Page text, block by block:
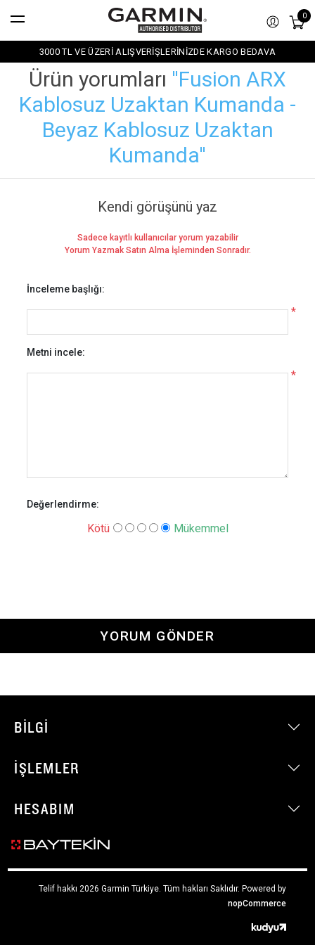
0
3000 TL VE ÜZERİ ALIŞVERİŞLERİNİZDE KARGO BEDAVA
Ürün yorumları Fusion ARX
Kablosuz Uzaktan Kumanda -
Beyaz Kablosuz Uzaktan
Kumanda
Kendi görüşünü yaz
Sadece kayıtlı kullanıcılar yorum yazabilir
Yorum Yazmak Satın Alma İşleminden Sonradır.
İnceleme başlığı:
*
Metni incele:
*
Değerlendirme:
Kötü Mükemmel
YORUM GÖNDER
BILGI
İŞLEMLER
HESABIM
Telif hakkı 2026 Garmin Türkiye. Tüm hakları Saklıdır. Powered by
nopCommerce